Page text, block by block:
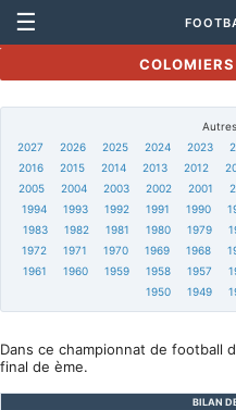
☰
2027
2026 2025 2024 2023
2016
2015 2014 2013 2012
2005
2004 2003 2002 2001
1994
1993 1992 1991 1990
1983
1982 1981 1980 1979
1972
1971 1970 1969 1968
1961
1960 1959 1958 1957
1950
1949
Dans ce championnat de football
final de ème.
BILAN